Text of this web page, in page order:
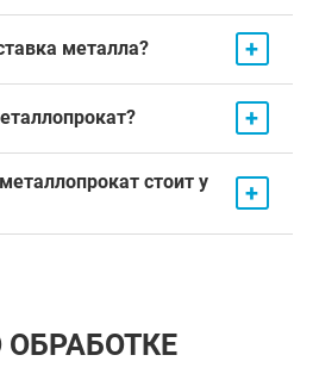
металла? +
+
стоит у
+